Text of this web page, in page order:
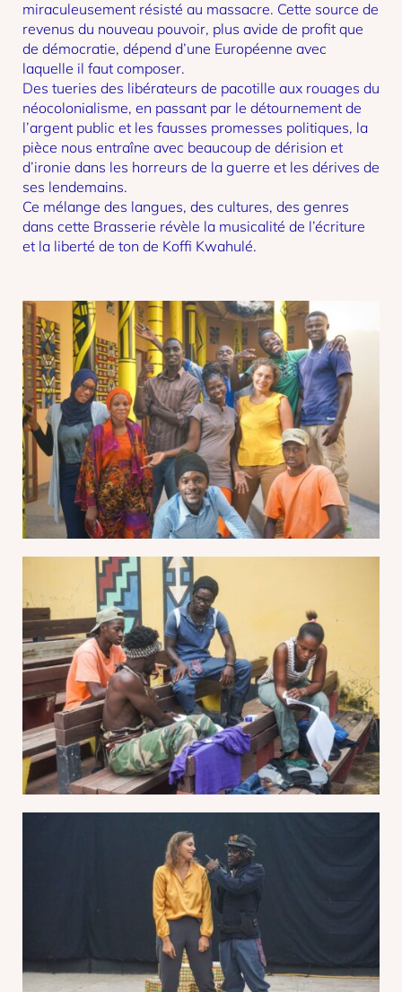
miraculeusement résisté au massacre. Cette source de
revenus du nouveau pouvoir, plus avide de profit que
de démocratie, dépend d’une Européenne avec
laquelle il faut composer.
Des tueries des libérateurs de pacotille aux rouages du
néocolonialisme, en passant par le détournement de
l’argent public et les fausses promesses politiques, la
pièce nous entraîne avec beaucoup de dérision et
d’ironie dans les horreurs de la guerre et les dérives de
ses lendemains.
Ce mélange des langues, des cultures, des genres
dans cette Brasserie révèle la musicalité de l’écriture
et la liberté de ton de Koffi Kwahulé.